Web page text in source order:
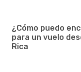
¿Cómo puedo
para un vuelo
Rica